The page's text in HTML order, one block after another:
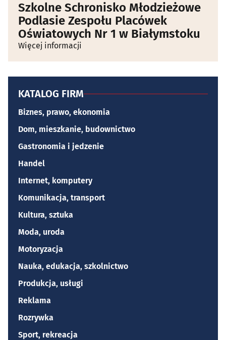
Szkolne Schronisko Młodzieżowe
Podlasie Zespołu Placówek
Oświatowych Nr 1 w Białymstoku
Więcej informacji
KATALOG FIRM
Biznes, prawo, ekonomia
Dom, mieszkanie, budownictwo
Gastronomia i jedzenie
Handel
Internet, komputery
Komunikacja, transport
Kultura, sztuka
Moda, uroda
Motoryzacja
Nauka, edukacja, szkolnictwo
Produkcja, usługi
Reklama
Rozrywka
Sport, rekreacja